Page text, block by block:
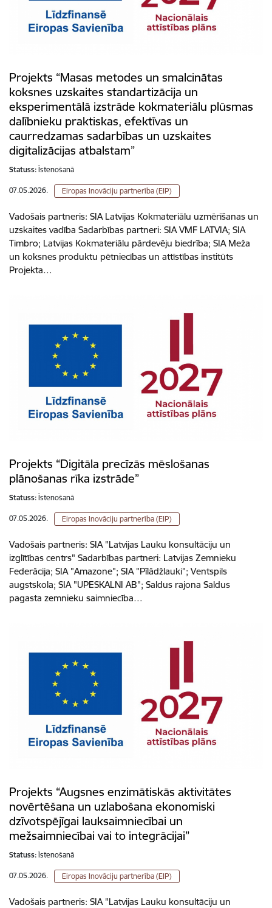
Projekts “Masas metodes un smalcinātas
koksnes uzskaites standartizācija un
eksperimentālā izstrāde kokmateriālu plūsmas
dalībnieku praktiskas, efektīvas un
caurredzamas sadarbības un uzskaites
digitalizācijas atbalstam”
Statuss: Īstenošanā
07.05.2026. Eiropas Inovāciju partnerība (EIP)
Vadošais partneris: SIA Latvijas Kokmateriālu uzmērīšanas un
uzskaites vadība Sadarbības partneri: SIA VMF LATVIA; SIA
Timbro; Latvijas Kokmateriālu pārdevēju biedrība; SIA Meža
un koksnes produktu pētniecības un attīstības institūts
Projekta…
Projekts “Digitāla precīzās mēslošanas
plānošanas rīka izstrāde”
Statuss: Īstenošanā
07.05.2026. Eiropas Inovāciju partnerība (EIP)
Vadošais partneris: SIA "Latvijas Lauku konsultāciju un
izglītības centrs" Sadarbības partneri: Latvijas Zemnieku
Federācija; SIA "Amazone"; SIA "Pīlādžlauki"; Ventspils
augstskola; SIA "UPESKALNI AB"; Saldus rajona Saldus
pagasta zemnieku saimniecība…
Projekts “Augsnes enzimātiskās aktivitātes
novērtēšana un uzlabošana ekonomiski
dzīvotspējīgai lauksaimniecībai un
mežsaimniecībai vai to integrācijai”
Statuss: Īstenošanā
07.05.2026. Eiropas Inovāciju partnerība (EIP)
Vadošais partneris: SIA "Latvijas Lauku konsultāciju un